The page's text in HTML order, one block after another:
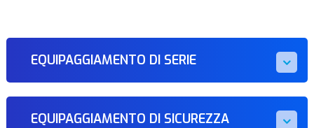
EQUIPAGGIAMENTO DI SERIE
EQUIPAGGIAMENTO DI SICUREZZA